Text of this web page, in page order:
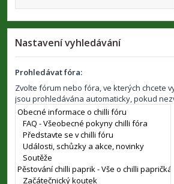
Nastavení vyhledávání
Prohledávat fóra:
Zvolte fórum nebo fóra, ve kterých chcete
jsou prohledávána automaticky, pokud